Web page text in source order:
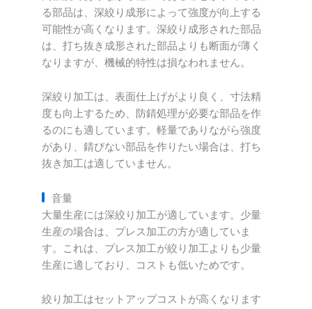
る部品は、深絞り成形によって強度が向上する
可能性が高くなります。深絞り成形された部品
は、打ち抜き成形された部品よりも断面が薄く
なりますが、機械的特性は損なわれません。
深絞り加工は、表面仕上げがより良く、寸法精
度も向上するため、防錆処理が必要な部品を作
るのにも適しています。軽量でありながら強度
があり、錆びない部品を作りたい場合は、打ち
抜き加工は適していません。
音量
大量生産には深絞り加工が適しています。少量
生産の場合は、プレス加工の方が適していま
す。これは、プレス加工が絞り加工よりも少量
生産に適しており、コストも低いためです。
絞り加工はセットアップコストが高くなります